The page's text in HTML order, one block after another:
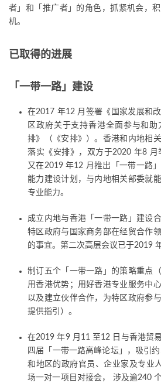
者」和「推广者」的角色，抓紧机会，
机。
已取得的进展
「一带一路」建设
在2017 年12 月签署《国家发展和
区政府关于支持香港全面参与和
排》（《安排》）。香港和内地相
落实《安排》，双方于2020 年8
又在2019 年12 月推出「一带一路
能力建设计划，与内地相关部委就
专业能力。
成立内地与香港「一带一路」建设
特区政府与国家商务部在经贸合作
的事宜。第二次高层会议已于2019
制订五个「一带一路」的策略重点
用香港优势；用好香港专业服务中
以及建立伙伴合作，为特区政府参
提供指引）。
在2019 年9 月11 至12 日与香港贸
四届「一带一路高峰论坛」，吸引
和地区的政府官员、企业家及专业
场一对一项目对接会， 涉及逾240